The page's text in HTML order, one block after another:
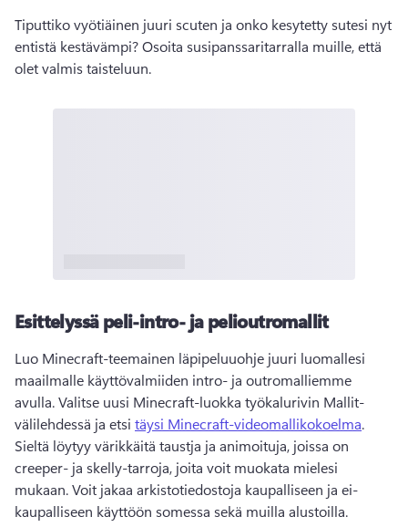
Tiputtiko vyötiäinen juuri scuten ja onko kesytetty sutesi nyt
entistä kestävämpi? Osoita susipanssaritarralla muille, että
olet valmis taisteluun.
Esittelyssä peli-intro- ja pelioutromallit
Luo Minecraft-teemainen läpipeluuohje juuri luomallesi
maailmalle käyttövalmiiden intro- ja outromalliemme
avulla. Valitse uusi Minecraft-luokka työkalurivin Mallit-
välilehdessä ja etsi täysi Minecraft-videomallikokoelma.
Sieltä löytyy värikkäitä taustja ja animoituja, joissa on
creeper- ja skelly-tarroja, joita voit muokata mielesi
mukaan. Voit jakaa arkistotiedostoja kaupalliseen ja ei-
kaupalliseen käyttöön somessa sekä muilla alustoilla.